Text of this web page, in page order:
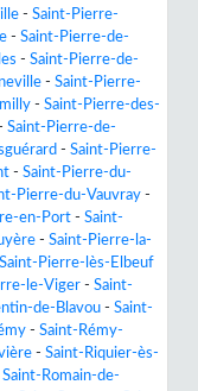
- Saint-Pierre-
- Saint-Pierre-de-
- Saint-Pierre-de-
- Saint-Pierre-
- Saint-Pierre-des-
Saint-Pierre-de-
- Saint-Pierre-
- Saint-Pierre-du-
Pierre-du-Vauvray -
en-Port - Saint-
- Saint-Pierre-la-
Saint-Pierre-lès-Elbeuf
le-Viger - Saint-
de-Blavou - Saint-
- Saint-Rémy-
- Saint-Riquier-ès-
Saint-Romain-de-